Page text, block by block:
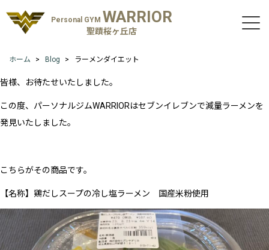
Personal GYM WARRIOR
聖蹟桜ヶ丘店
ホーム Blog ラーメンダイエット
皆様、お待たせいたしました。
この度、パーソナルジムWARRIORはセブンイレブンで減量ラーメンを
発見いたしました。
こちらがその商品です。
【名称】鶏だしスープの冷し塩ラーメン 国産米粉使用